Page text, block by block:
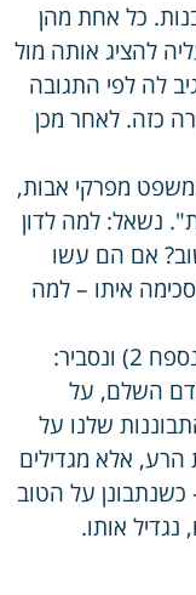
כל אחת מהן
(נספח 1), ועליה להציג אותה מול
לה לפי התגובה
כזה. לאחר מכן
מפרקי אבות,
נשאל: למה לדון
אם הם עשו
איתו – למה
נקריא את דברי השפת אמת (נספח 2) ונסביר:
השלם, על
שלנו על
אלא מגדילים
על הטוב
אותו.